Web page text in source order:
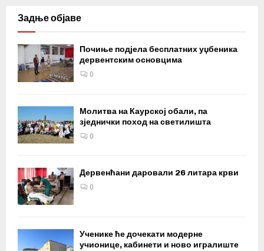
Задње објаве
Почиње подјела бесплатних уџбеника
дервентским основцима
0
Молитва на Каурској обали, па
зједнички поход на светилишта
0
Дервенћани даровали 26 литара крви
0
Ученике ће дочекати модерне
учионице, кабинети и ново игралиште